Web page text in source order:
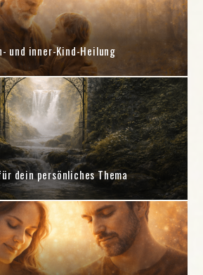
und inner-Kind-Heilung
dein persönliches Thema